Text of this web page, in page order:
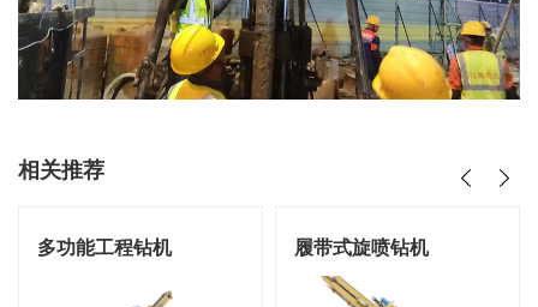
相关推荐
多功能工程钻机 履带式旋喷钻机